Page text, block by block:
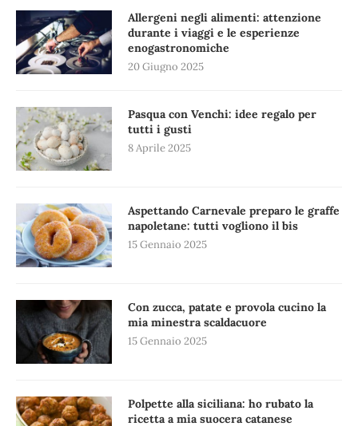
Allergeni negli alimenti: attenzione
durante i viaggi e le esperienze
enogastronomiche
20 Giugno 2025
Pasqua con Venchi: idee regalo per
tutti i gusti
8 Aprile 2025
Aspettando Carnevale preparo le graffe
napoletane: tutti vogliono il bis
15 Gennaio 2025
Con zucca, patate e provola cucino la
mia minestra scaldacuore
15 Gennaio 2025
Polpette alla siciliana: ho rubato la
ricetta a mia suocera catanese